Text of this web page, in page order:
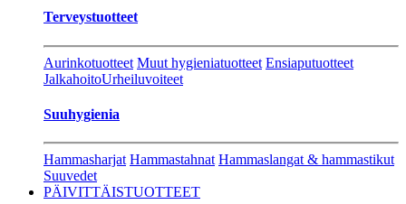
Terveystuotteet
Aurinkotuotteet Muut hygieniatuotteet Ensiaputuotteet
JalkahoitoUrheiluvoiteet
Suuhygienia
Hammasharjat Hammastahnat Hammaslangat & hammastikut
Suuvedet
PÄIVITTÄISTUOTTEET